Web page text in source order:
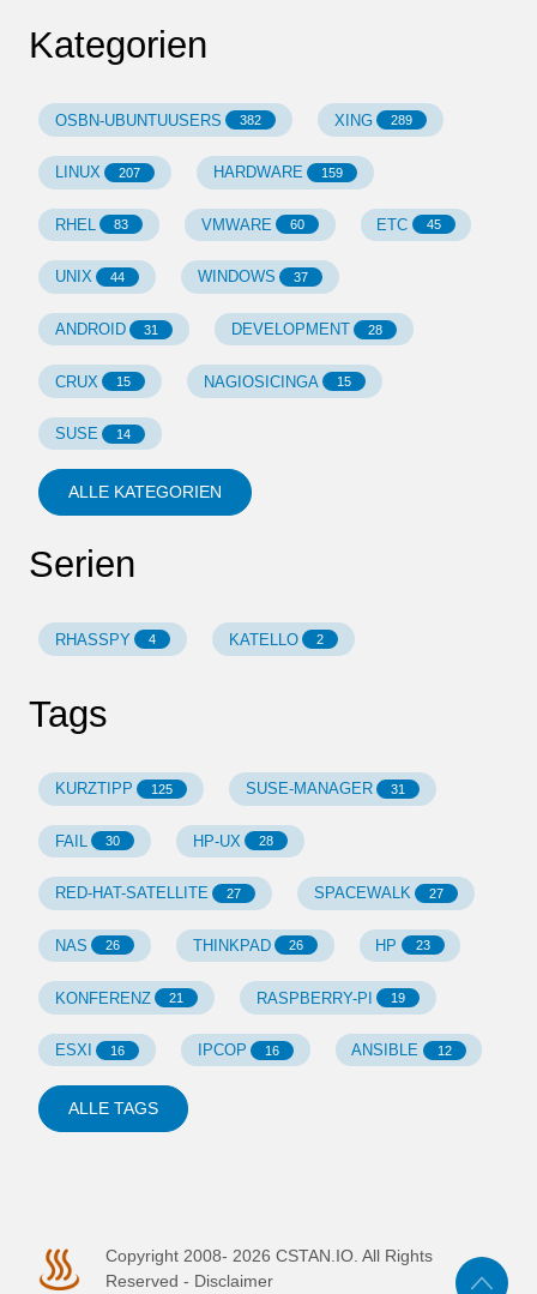
Kategorien
OSBN-UBUNTUUSERS 382 XING 289
LINUX 207 HARDWARE 159
RHEL 83 VMWARE 60 ETC 45
UNIX 44 WINDOWS 37
ANDROID 31 DEVELOPMENT 28
CRUX 15 NAGIOSICINGA 15
SUSE 14
ALLE KATEGORIEN
Serien
RHASSPY 4 KATELLO 2
Tags
KURZTIPP 125 SUSE-MANAGER 31
FAIL 30 HP-UX 28
RED-HAT-SATELLITE 27 SPACEWALK 27
NAS 26 THINKPAD 26 HP 23
KONFERENZ 21 RASPBERRY-PI 19
ESXI 16 IPCOP 16 ANSIBLE 12
ALLE TAGS
Copyright 2008- 2026 CSTAN.IO. All Rights
Reserved - Disclaimer